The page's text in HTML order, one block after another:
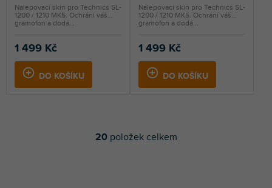
1 499 Kč
DO KOŠÍKU
Nalepovací skin pro Technics SL-
1200 / 1210 MK5. Ochrání váš
gramofon a dodá...
1 499 Kč
DO KOŠÍKU
Nalepovací skin pro Technics SL-
1200 / 1210 MK5. Ochrání váš
gramofon a dodá...
O
20položek celkem